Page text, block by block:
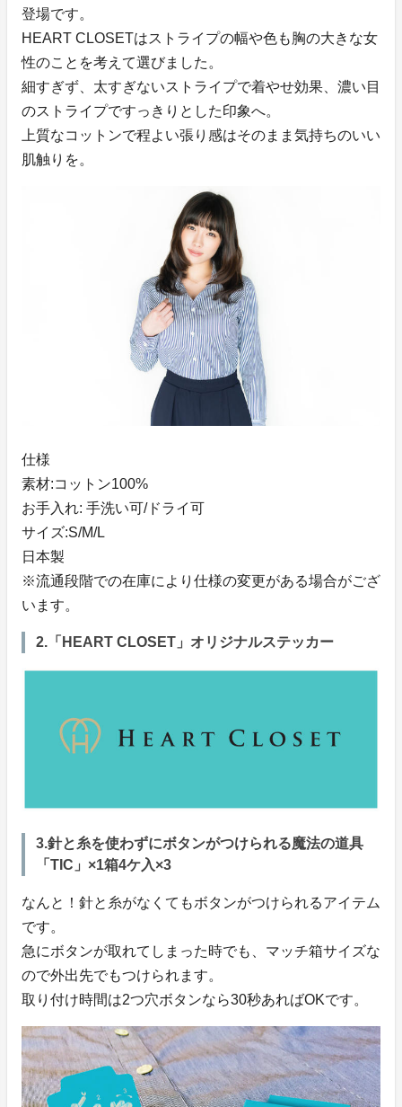
登場です。
HEART CLOSETはストライプの幅や色も胸の大きな女
性のことを考えて選びました。
細すぎず、太すぎないストライプで着やせ効果、濃い目
のストライプですっきりとした印象へ。
上質なコットンで程よい張り感はそのまま気持ちのいい
肌触りを。
仕様
素材:コットン100%
お手入れ: 手洗い可/ドライ可
サイズ:S/M/L
日本製
※流通段階での在庫により仕様の変更がある場合がござ
います。
2.「HEART CLOSET」オリジナルステッカー
3.針と糸を使わずにボタンがつけられる魔法の道具
「TIC」×1箱4ケ入×3
なんと！針と糸がなくてもボタンがつけられるアイテム
です。
急にボタンが取れてしまった時でも、マッチ箱サイズな
ので外出先でもつけられます。
取り付け時間は2つ穴ボタンなら30秒あればOKです。